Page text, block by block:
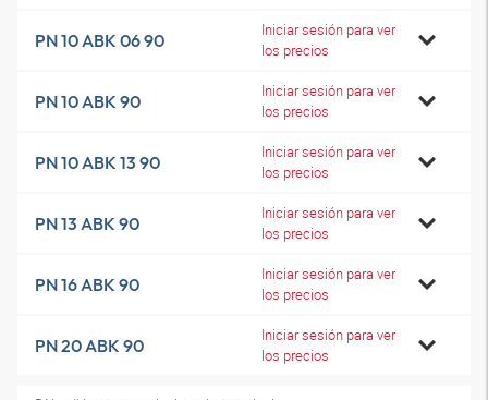
PN 10 ABK 06 90
Iniciar sesión para ver
los precios
PN 10 ABK 90
Iniciar sesión para ver
los precios
PN 10 ABK 13 90
Iniciar sesión para ver
los precios
PN 13 ABK 90
Iniciar sesión para ver
los precios
PN 16 ABK 90
Iniciar sesión para ver
los precios
PN 20 ABK 90
Iniciar sesión para ver
los precios